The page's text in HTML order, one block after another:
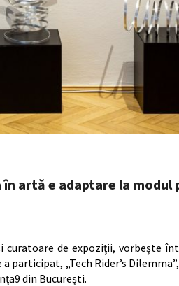
în artă e adaptare la modul
curatoare de expoziții, vorbește
participat, „Tech Rider’s
din București.